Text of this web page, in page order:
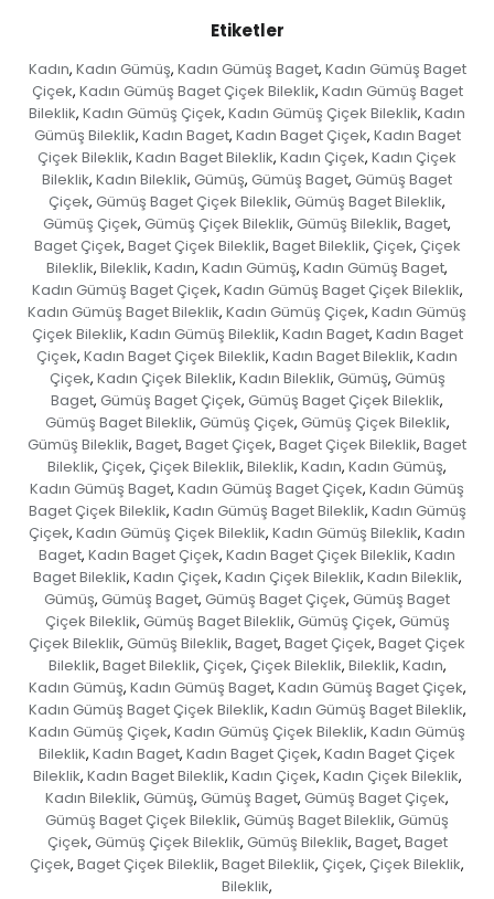
Etiketler
Kadın, Kadın Gümüş, Kadın Gümüş Baget, Kadın Gümüş Baget
Çiçek, Kadın Gümüş Baget Çiçek Bileklik, Kadın Gümüş Baget
Bileklik, Kadın Gümüş Çiçek, Kadın Gümüş Çiçek Bileklik, Kadın
Gümüş Bileklik, Kadın Baget, Kadın Baget Çiçek, Kadın Baget
Çiçek Bileklik, Kadın Baget Bileklik, Kadın Çiçek, Kadın Çiçek
Bileklik, Kadın Bileklik, Gümüş, Gümüş Baget, Gümüş Baget
Çiçek, Gümüş Baget Çiçek Bileklik, Gümüş Baget Bileklik,
Gümüş Çiçek, Gümüş Çiçek Bileklik, Gümüş Bileklik, Baget,
Baget Çiçek, Baget Çiçek Bileklik, Baget Bileklik, Çiçek, Çiçek
Bileklik, Bileklik, Kadın, Kadın Gümüş, Kadın Gümüş Baget,
Kadın Gümüş Baget Çiçek, Kadın Gümüş Baget Çiçek Bileklik,
Kadın Gümüş Baget Bileklik, Kadın Gümüş Çiçek, Kadın Gümüş
Çiçek Bileklik, Kadın Gümüş Bileklik, Kadın Baget, Kadın Baget
Çiçek, Kadın Baget Çiçek Bileklik, Kadın Baget Bileklik, Kadın
Çiçek, Kadın Çiçek Bileklik, Kadın Bileklik, Gümüş, Gümüş
Baget, Gümüş Baget Çiçek, Gümüş Baget Çiçek Bileklik,
Gümüş Baget Bileklik, Gümüş Çiçek, Gümüş Çiçek Bileklik,
Gümüş Bileklik, Baget, Baget Çiçek, Baget Çiçek Bileklik, Baget
Bileklik, Çiçek, Çiçek Bileklik, Bileklik, Kadın, Kadın Gümüş,
Kadın Gümüş Baget, Kadın Gümüş Baget Çiçek, Kadın Gümüş
Baget Çiçek Bileklik, Kadın Gümüş Baget Bileklik, Kadın Gümüş
Çiçek, Kadın Gümüş Çiçek Bileklik, Kadın Gümüş Bileklik, Kadın
Baget, Kadın Baget Çiçek, Kadın Baget Çiçek Bileklik, Kadın
Baget Bileklik, Kadın Çiçek, Kadın Çiçek Bileklik, Kadın Bileklik,
Gümüş, Gümüş Baget, Gümüş Baget Çiçek, Gümüş Baget
Çiçek Bileklik, Gümüş Baget Bileklik, Gümüş Çiçek, Gümüş
Çiçek Bileklik, Gümüş Bileklik, Baget, Baget Çiçek, Baget Çiçek
Bileklik, Baget Bileklik, Çiçek, Çiçek Bileklik, Bileklik, Kadın,
Kadın Gümüş, Kadın Gümüş Baget, Kadın Gümüş Baget Çiçek,
Kadın Gümüş Baget Çiçek Bileklik, Kadın Gümüş Baget Bileklik,
Kadın Gümüş Çiçek, Kadın Gümüş Çiçek Bileklik, Kadın Gümüş
Bileklik, Kadın Baget, Kadın Baget Çiçek, Kadın Baget Çiçek
Bileklik, Kadın Baget Bileklik, Kadın Çiçek, Kadın Çiçek Bileklik,
Kadın Bileklik, Gümüş, Gümüş Baget, Gümüş Baget Çiçek,
Gümüş Baget Çiçek Bileklik, Gümüş Baget Bileklik, Gümüş
Çiçek, Gümüş Çiçek Bileklik, Gümüş Bileklik, Baget, Baget
Çiçek, Baget Çiçek Bileklik, Baget Bileklik, Çiçek, Çiçek Bileklik,
Bileklik,